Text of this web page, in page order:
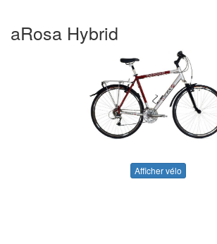
aRosa Hybrid
Afficher vélo